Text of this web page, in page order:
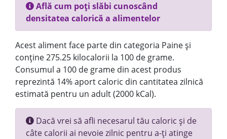
Află cum poți slăbi cunoscând
densitatea calorică a alimentelor
Acest aliment face parte din categoria Paine și
conține 275.25 kilocalorii la 100 de grame.
Consumul a 100 de grame din acest produs
reprezintă 14% aport caloric din cantitatea zilnică
estimată pentru un adult (2000 kCal).
Dacă vrei să afli necesarul tău caloric și de
câte calorii ai nevoie zilnic pentru a-ți atinge